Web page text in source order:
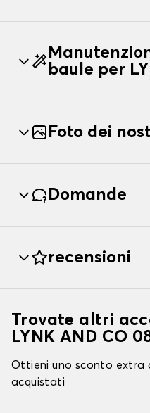
baule per
Foto dei
Domande
recensioni
Trovate altri
LYNK AND CO
Ottieni uno sconto extra
acquistati